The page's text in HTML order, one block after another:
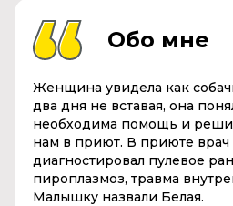
Обо мне
Женщина увидела как
два дня не вставая, она
необходима помощь и
нам в приют. В приюте врач
диагностировал пулевое
пироплазмоз, травма
Малышку назвали Белая.